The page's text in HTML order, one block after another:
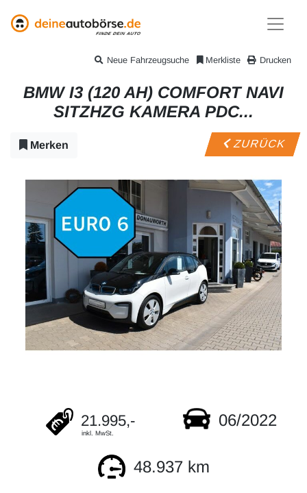
Drucken
Merkliste
Neue Fahrzeugsuche
BMW I3 (120 AH) COMFORT NAVI
SITZHZG KAMERA PDC...
Merken ZURÜCK
21.995,-
inkl. MwSt.
06/2022
48.937 km